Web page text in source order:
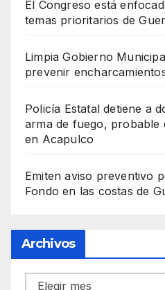
El Congreso está
temas prioritarios de
Limpia Gobierno
prevenir
Policía Estatal detiene a
arma de fuego, probable
en Acapulco
Emiten aviso preventivo
Fondo en las costas de
Archivos
Archivos